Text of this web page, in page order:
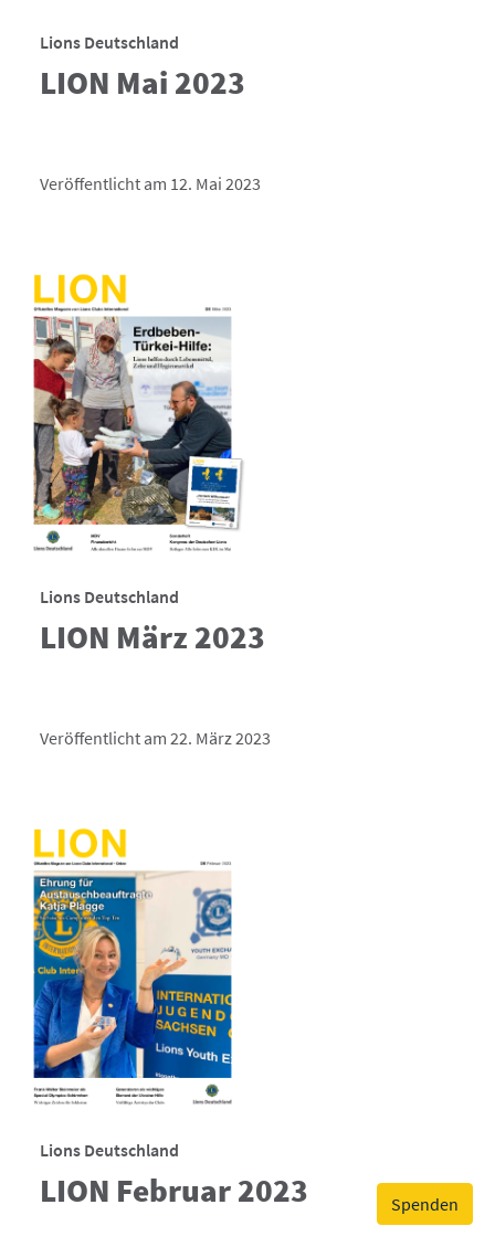
Spenden
Lions Deutschland
LION Mai 2023
Veröffentlicht am 12. Mai 2023
Lions Deutschland
LION März 2023
Veröffentlicht am 22. März 2023
Lions Deutschland
LION Februar 2023